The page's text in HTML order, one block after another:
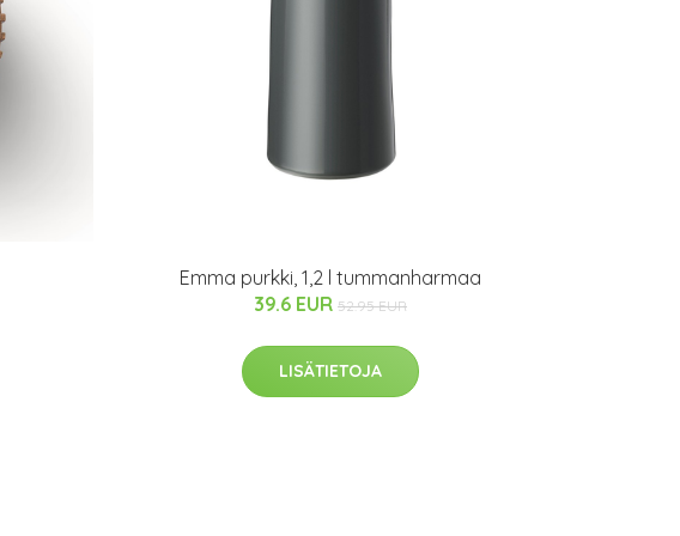
Emma purkki, 1,2 l tummanharmaa
39.6 EUR 52.95 EUR
LISÄTIETOJA